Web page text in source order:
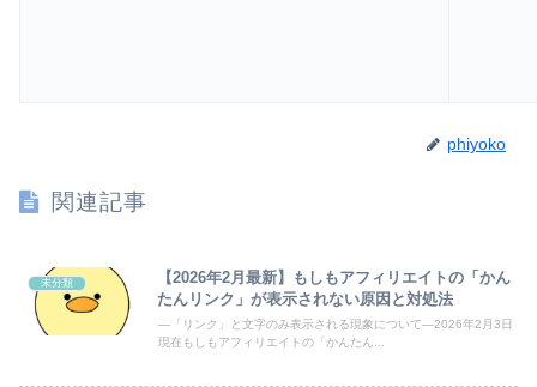
phiyoko
関連記事
未分類
【2026年2月最新】もしもアフィリエイトの「かん
たんリンク」が表示されない原因と対処法
―「リンク」と文字のみ表示される現象について―2026年2月3日
現在もしもアフィリエイトの「かんたん...